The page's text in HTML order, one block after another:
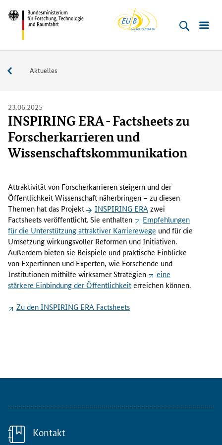
Direkt
zum
Inhalt
(Eingabetaste)
Direkt
zum
Hauptmenu
(Eingabetaste)
Direkt
zur
Suche
(Eingabetaste)
Direkt
zur
Fußleiste
(Enter)
Bundesministerium
Technologie
Buero
Service
Aktuelles
23.06.2025
INSPIRING ERA - Factsheets zu
Forscherkarrieren und
Wissenschaftskommunikation
t
t
r
a
k
t
v
i
t
s
r
k
Attraktivität von Forscherkarrieren steigern und der
Öffentlichkeit Wissenschaft näherbringen – zu diesen
Themen hat das Projekt
INSPIRING ERA zwei
Factsheetsveröffentlicht. Sie enthalten
Empfehlungen
für die Unterstützung attraktiver Karrierewege und für die
Umsetzung wirkungsvoller Reformen und Initiativen.
Außerdem bieten sie Beispiele und praktische Einblicke
von Expertinnen und Experten, wie Forschende und
Institutionen mithilfe wirksamer Strategien
eine
stärkere Einbindung der Öffentlichkeiterreichen können.
Zu denINSPIRING ERA Factsheets
Kontakt